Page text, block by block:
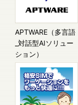
APTWARE（多言語
_対話型AIソリュー
ション）